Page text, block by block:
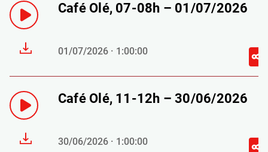
Café Olé, 07-08h – 01/07/2026
01/07/2026 · 1:00:00
Café Olé, 11-12h – 30/06/2026
30/06/2026 · 1:00:00